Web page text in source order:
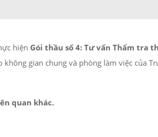
hiện Gói thầu số 4: Tư vấn Thẩm tra
gian chung và phòng làm việc của
quan khác.